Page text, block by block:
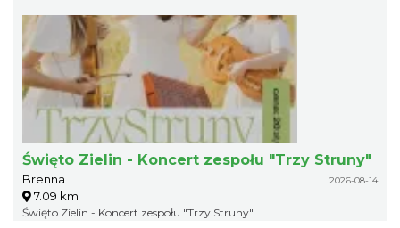
Święto Zielin - Koncert zespołu "Trzy Struny"
Brenna 2026-08-14
7.09 km
Święto Zielin - Koncert zespołu "Trzy Struny"